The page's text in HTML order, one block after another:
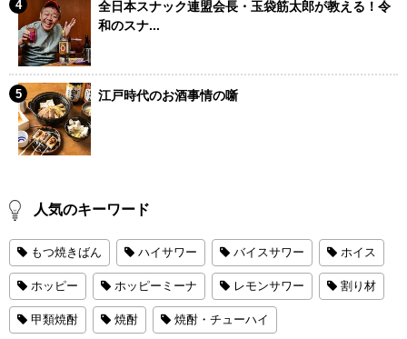
全日本スナック連盟会長・玉袋筋太郎が教える！令
和のスナ...
江戸時代のお酒事情の噺
人気のキーワード
もつ焼きばん ハイサワー バイスサワー ホイス
ホッピー ホッピーミーナ レモンサワー 割り材
甲類焼酎 焼酎 焼酎・チューハイ